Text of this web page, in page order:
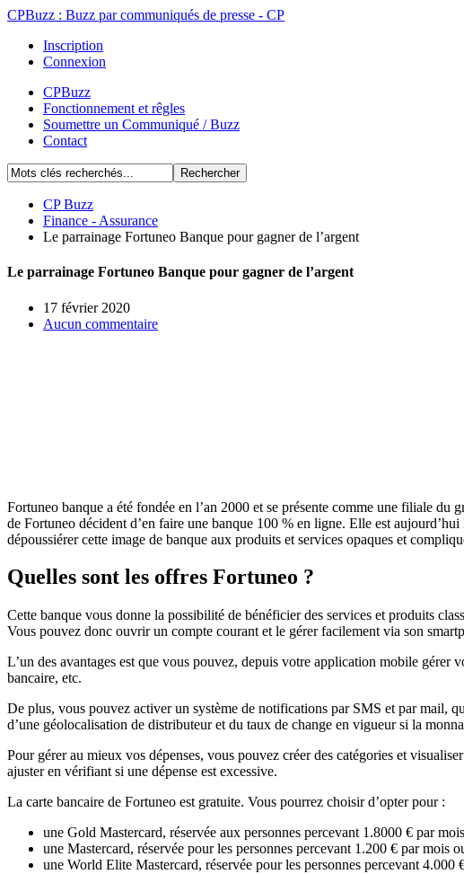
CPBuzz : Buzz par communiqués de presse - CP
Inscription
Connexion
CPBuzz
Fonctionnement et rêgles
Soumettre un Communiqué / Buzz
Contact
CP Buzz
Finance - Assurance
Le parrainage Fortuneo Banque pour gagner de l’argent
Le parrainage Fortuneo Banque pour gagner de l’argent
17 février 2020
Aucun commentaire
Fortuneo banque a été fondée en l’an 2000 et se présente comme une filiale du
de Fortuneo décident d’en faire une banque 100 % en ligne. Elle est
dépoussiérer cette image de banque aux produits et services opaques et
Quelles sont les offres Fortuneo ?
Cette banque vous donne la possibilité de bénéficier des services et produits
Vous pouvez donc ouvrir un compte courant et le gérer facilement via son
L’un des avantages est que vous pouvez, depuis votre application mobile
bancaire, etc.
De plus, vous pouvez activer un système de notifications par SMS et par mail,
d’une géolocalisation de distributeur et du taux de change en vigueur si la
Pour gérer au mieux vos dépenses, vous pouvez créer des catégories et
ajuster en vérifiant si une dépense est excessive.
La carte bancaire de Fortuneo est gratuite. Vous pourrez choisir d’opter pour :
une Gold Mastercard, réservée aux personnes percevant 1.8000 € par
une Mastercard, réservée pour les personnes percevant 1.200 € par mois
une World Elite Mastercard, réservée pour les personnes percevant 4.000